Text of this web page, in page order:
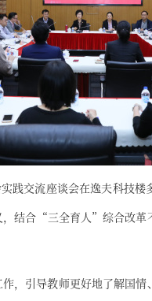
践交流座谈会在逸夫科技楼
结合“三全育人”综合改革
，引导教师更好地了解国